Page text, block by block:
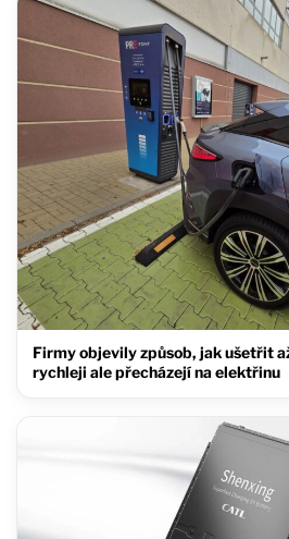
Firmy objevily způsob, jak ušetřit
rychleji ale přecházejí na elektřinu